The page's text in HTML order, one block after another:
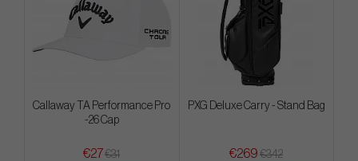
Callaway TA Performance Pro
-26 Cap
€27€31
PXG Deluxe Carry - Stand Bag
€269 €342